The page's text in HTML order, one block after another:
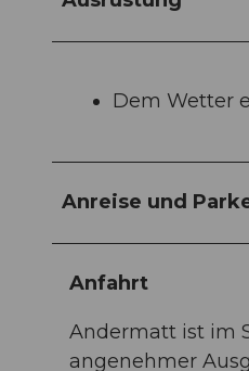
Dem Wetter
Anreise und
Anfahrt
Andermatt ist im
angenehmer